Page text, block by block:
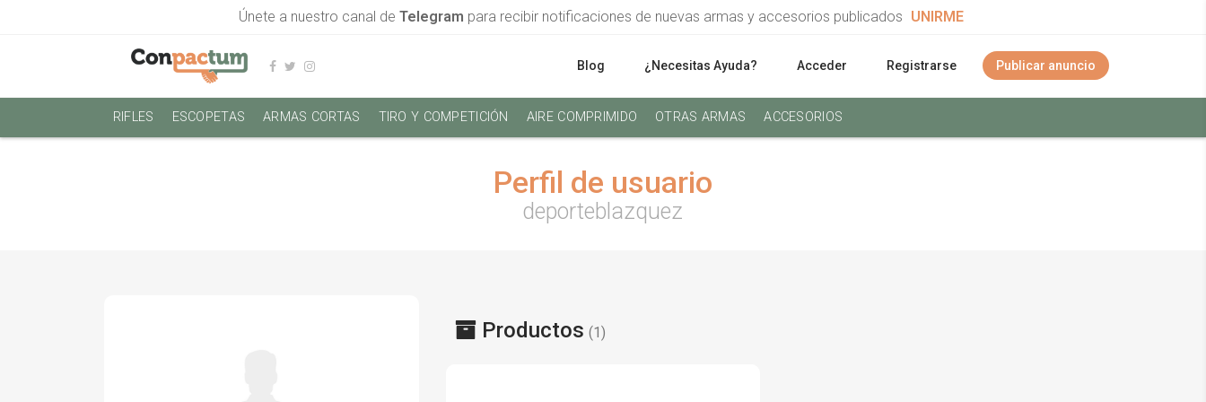
Únete a nuestro canal de Telegram para recibir notificaciones de nuevas armas y accesorios publicados UNIRME
Blog ¿Necesitas Ayuda? Acceder Registrarse Publicar anuncio
RIFLES ESCOPETAS ARMAS CORTAS TIRO Y COMPETICIÓN AIRE COMPRIMIDO OTRAS ARMAS ACCESORIOS
Perfil de usuario
deporteblazquez
Productos (1)